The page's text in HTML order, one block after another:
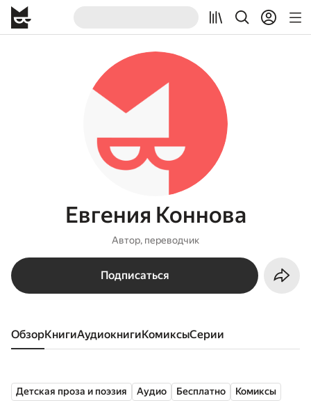
Евгения Коннова
Автор, переводчик
Подписаться
Обзор книги аудиокниги комиксы серии
Детская проза и поэзия Аудио Бесплатно Комиксы